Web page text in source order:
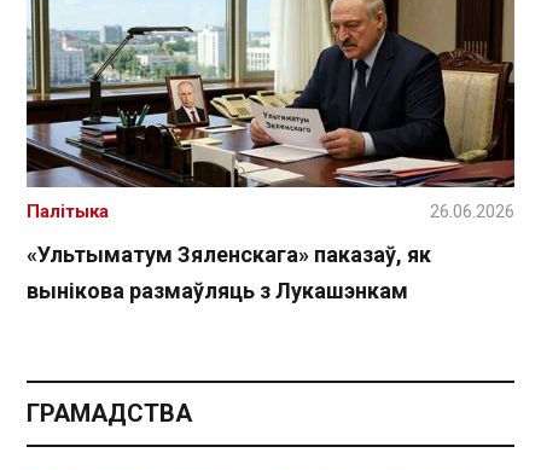
«Ультыматум Зяленскага» паказаў, як
вынікова размаўляць з Лукашэнкам
Палітыка 26.06.2026
ГРАМАДСТВА